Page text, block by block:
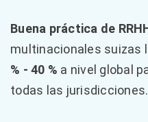
Buena práctica de
multinacionales suizas
% - 40 % a nivel global
todas las jurisdicciones.